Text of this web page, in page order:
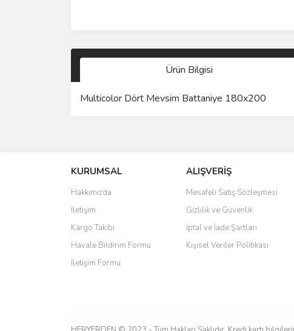
Ürün Bilgisi
Multicolor Dört Mevsim Battaniye 180x200
Ürün resmi kalitesiz, bozuk veya görüntülenemiyor.
Ürün açıklamasında eksik bilgiler bulunuyor.
Ürün bilgilerinde hatalar bulunuyor.
Ürün fiyatı diğer sitelerden daha pahalı.
Bu ürüne benzer farklı alternatifler olmalı.
KURUMSAL
Hakkımızda
İletişim
Kargo Takibi
Havale Bildirim Formu
İletişim Formu
ALIŞVERİŞ
Mesafeli Satış Sözleşmesi
Gizlilik ve Güvenlik
İptal ve İade Şartları
Kişisel Veriler Politikası